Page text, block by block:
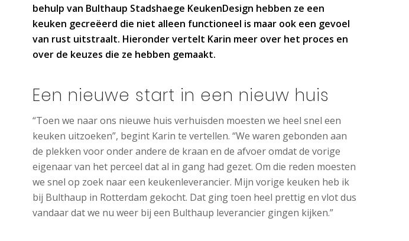
behulp van Bulthaup Stadshaege KeukenDesign hebben ze een
keuken gecreëerd die niet alleen functioneel is maar ook een gevoel
van rust uitstraalt. Hieronder vertelt Karin meer over het proces en
over de keuzes die ze hebben gemaakt.
Een nieuwe start in een nieuw huis
“Toen we naar ons nieuwe huis verhuisden moesten we heel snel een
keuken uitzoeken”, begint Karin te vertellen. “We waren gebonden aan
de plekken voor onder andere de kraan en de afvoer omdat de vorige
eigenaar van het perceel dat al in gang had gezet. Om die reden moesten
we snel op zoek naar een keukenleverancier. Mijn vorige keuken heb ik
bij Bulthaup in Rotterdam gekocht. Dat ging toen heel prettig en vlot dus
vandaar dat we nu weer bij een Bulthaup leverancier gingen kijken.”